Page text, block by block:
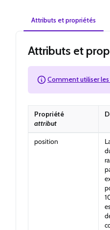
Attributs et propriétés
Attributs et
Comment utiliser les
Propriété
attribut
position